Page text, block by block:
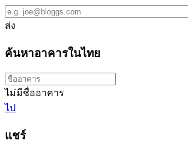
ส่ง
ค้นหาอาคารในไทย
ไม่มีชื่ออาคาร
ไป
แชร์